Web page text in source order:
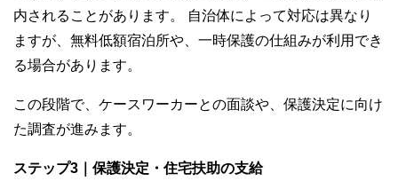
内されることがあります。 自治体によって対応は異なり
ますが、無料低額宿泊所や、一時保護の仕組みが利用でき
る場合があります。
この段階で、ケースワーカーとの面談や、保護決定に向け
た調査が進みます。
ステップ3｜保護決定・住宅扶助の支給